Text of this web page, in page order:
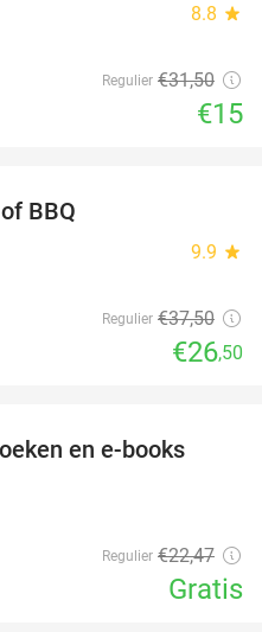
8.8 star
Regulier €31,50
€15
BBQ
9.9 star
Regulier €37,50
€26,50
en e-books
Regulier €22,47
Gratis